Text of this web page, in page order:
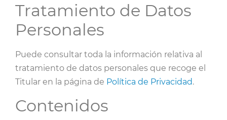
Tratamiento de Datos
Personales
Puede consultar toda la información relativa al
tratamiento de datos personales que recoge el
Titular en la página de Política de Privacidad.
Contenidos